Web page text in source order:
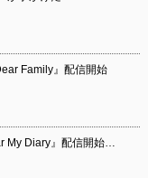
Family』配信開始
My Diary』配信開始…